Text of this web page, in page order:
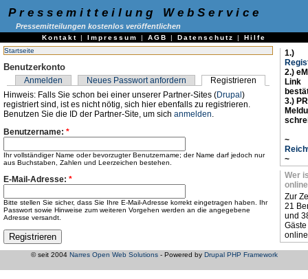
Pressemitteilung WebService
Pressemitteilungen kostenlos veröffentlichen
Kontakt | Impressum | AGB | Datenschutz | Hilfe
Startseite
Benutzerkonto
Anmelden Neues Passwort anfordern
Registrieren
Hinweis: Falls Sie schon bei einer unserer Partner-Sites (Drupal)
registriert sind, ist es nicht nötig, sich hier ebenfalls zu registrieren.
Benutzen Sie die ID der Partner-Site, um sich anmelden
Benutzername: *
Ihr vollständiger Name oder bevorzugter Benutzername; der Name darf jedoch nur
aus Buchstaben, Zahlen und Leerzeichen bestehen.
E-Mail-Adresse: *
Bitte stellen Sie sicher, dass Sie Ihre E-Mail-Adresse korrekt eingetragen haben. Ihr
Passwort sowie Hinweise zum weiteren Vorgehen werden an die angegebene
Adresse versandt.
1.)
2.)
Link
3.)
~
~
Wer
online
Zur
21
und
Gäste
© seit 2004 Narres Open Web Solutions- Powered by Drupal PHP Framework